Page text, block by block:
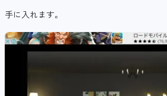
手に入れます。